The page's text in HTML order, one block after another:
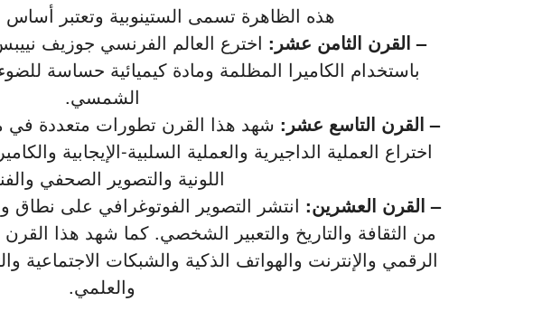
هذه الظاهرة تسمى الستينوبية وتعتبر أساس
– القرن الثامن عشر: اخترع العالم الفرنسي جوزيف
باستخدام الكاميرا المظلمة ومادة كيميائية حساسة
الشمسي.
– القرن التاسع عشر: شهد هذا القرن تطورات متعددة في
اختراع العملية الداجيرية والعملية السلبية-الإيجابية
اللونية والتصوير الصحفي
– القرن العشرين: انتشر التصوير الفوتوغرافي على
من الثقافة والتاريخ والتعبير الشخصي. كما شهد هذا
الرقمي والإنترنت والهواتف الذكية والشبكات الاجتماعية
والعلمي.